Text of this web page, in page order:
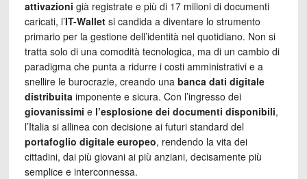
attivazioni già registrate e più di 17 milioni di documenti
caricati, l’IT-Walletsi candida a diventare lo strumento
primario per la gestione dell’identità nel quotidiano. Non si
tratta solo di una comodità tecnologica, ma di un cambio di
paradigma che punta a ridurre i costi amministrativi e a
snellire le burocrazie, creando una banca dati digitale
distribuita imponente e sicura. Con l’ingresso dei
giovanissimi e l’esplosione dei documenti disponibili,
l’Italia si allinea con decisione ai futuri standard del
portafoglio digitale europeo, rendendo la vita dei
cittadini, dai più giovani ai più anziani, decisamente più
semplice e interconnessa.